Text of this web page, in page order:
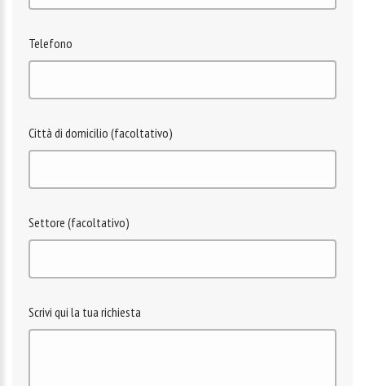
Telefono
Città di domicilio (facoltativo)
Settore (facoltativo)
Scrivi qui la tua richiesta